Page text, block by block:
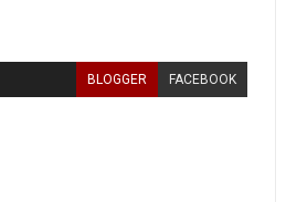
BLOGGER FACEBOOK